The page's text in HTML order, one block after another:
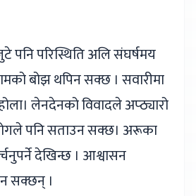
परिस्थिति अलि संघर्षमय
बोझ थपिन सक्छ । सवारीमा
लेनदेनको विवादले अप्ठ्यारो
पनि सताउन सक्छ। अरूका
देखिन्छ । आश्वासन
सक्छन् ।